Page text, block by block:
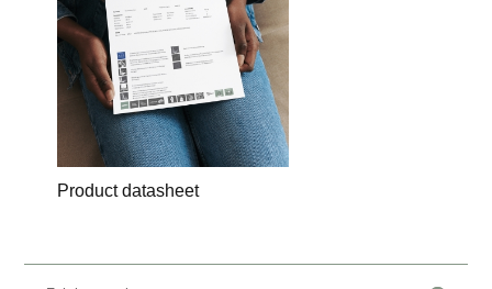
Product datasheet